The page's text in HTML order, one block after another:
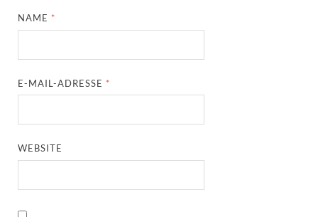
NAME *
E-MAIL-ADRESSE *
WEBSITE